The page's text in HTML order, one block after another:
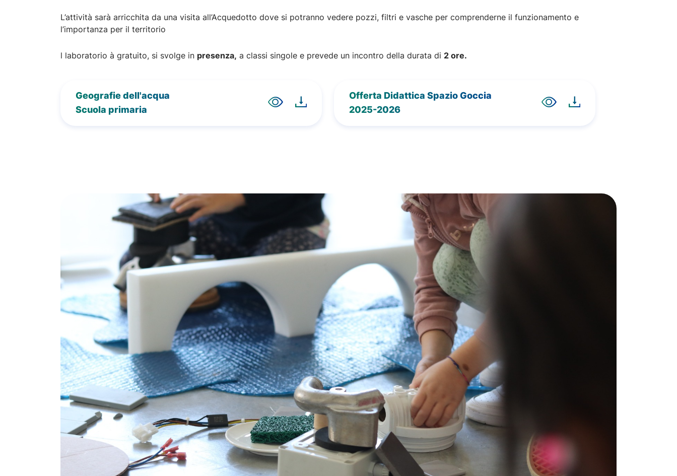
L’attività sarà arricchita da una visita all’Acquedotto dove si potranno vedere pozzi, filtri e vasche per comprenderne il funzionamento e
l’importanza per il territorio
l laboratorio à gratuito, si svolge in presenza, a classi singole e prevede un incontro della durata di 2 ore.
Geografie dell'acqua
Scuola primaria
Offerta Didattica Spazio Goccia
2025-2026